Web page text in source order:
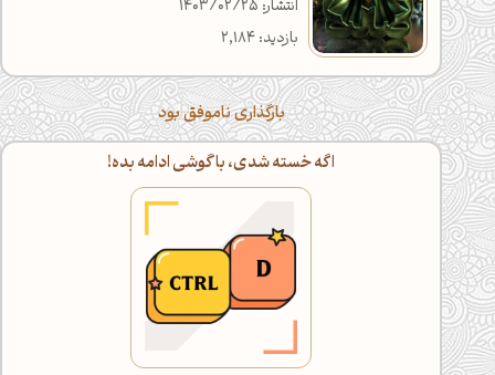
انتشار: 1403/02/25
بازدید: 2,184
بارگذاری ناموفق بود
اگه خسته شدی، با گوشی ادامه بده!